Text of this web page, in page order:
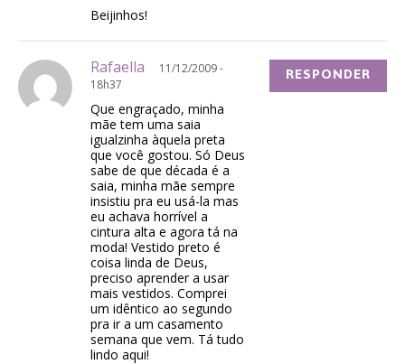
Beijinhos!
Rafaella
11/12/2009 -
18h37
Que engraçado, minha
mãe tem uma saia
igualzinha àquela preta
que você gostou. Só Deus
sabe de que década é a
saia, minha mãe sempre
insistiu pra eu usá-la mas
eu achava horrível a
cintura alta e agora tá na
moda! Vestido preto é
coisa linda de Deus,
preciso aprender a usar
mais vestidos. Comprei
um idêntico ao segundo
pra ir a um casamento
semana que vem. Tá tudo
lindo aqui!
RESPONDER